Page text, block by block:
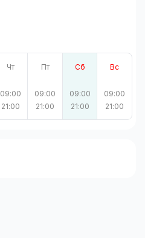
Чт
09:00
21:00
Пт
09:00
21:00
Сб
09:00
21:00
Вс
09:00
21:00